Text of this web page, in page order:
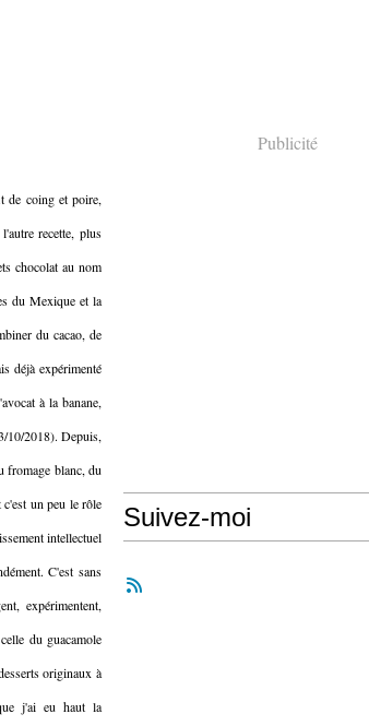
de coing et poire,
recette, plus
chocolat au nom
du Mexique et la
du cacao, de
déjà expérimenté
à la banane,
10/2018). Depuis,
fromage blanc, du
un peu le rôle
intellectuel
C'est sans
expérimentent,
du guacamole
originaux à
j'ai eu haut la
Publicité
Suivez-moi